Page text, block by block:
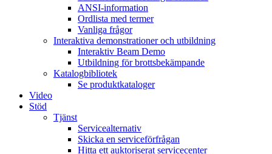
ANSI-information
Ordlista med termer
Vanliga frågor
Interaktiva demonstrationer och utbildning
Interaktiv Beam Demo
Utbildning för brottsbekämpande
Katalogbibliotek
Se produktkataloger
Video
Stöd
Tjänst
Servicealternativ
Skicka en serviceförfrågan
Hitta ett auktoriserat servicecenter